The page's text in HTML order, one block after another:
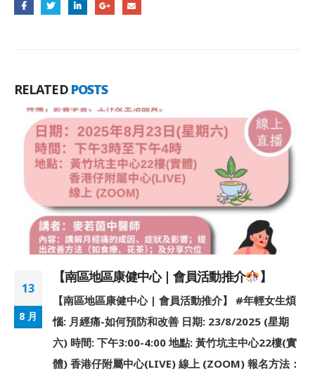
RELATED POSTS
13
8 月
【南區地區康健中心 | 會員活動推介 】
【南區地區康健中心 | 會員活動推介】 #年輕女生煩
惱: 月經痛-如何預防和改善 日期: 23/8/2025 (星期
六) 時間: 下午3:00-4:00 地點: 黃竹坑主中心22樓(實
體) 香港仔附屬中心(LIVE) 線上 (ZOOM) 報名方法：